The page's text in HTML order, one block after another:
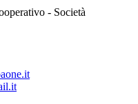
- Società